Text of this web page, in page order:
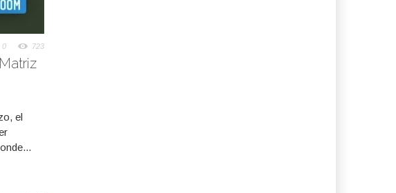
0 723
el